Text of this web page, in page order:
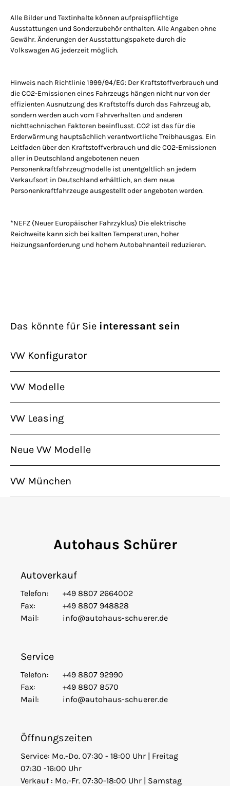
Alle Bilder und Textinhalte können aufpreispflichtige
Ausstattungen und Sonderzubehör enthalten. Alle Angaben ohne
Gewähr. Änderungen der Ausstattungspakete durch die
Volkswagen AG jederzeit möglich.
Hinweis nach Richtlinie 1999/94/EG: Der Kraftstoffverbrauch und
die CO2-Emissionen eines Fahrzeugs hängen nicht nur von der
effizienten Ausnutzung des Kraftstoffs durch das Fahrzeug ab,
sondern werden auch vom Fahrverhalten und anderen
nichttechnischen Faktoren beeinflusst. CO2 ist das für die
Erderwärmung hauptsächlich verantwortliche Treibhausgas. Ein
Leitfaden über den Kraftstoffverbrauch und die CO2-Emissionen
aller in Deutschland angebotenen neuen
Personenkraftfahrzeugmodelle ist unentgeltlich an jedem
Verkaufsort in Deutschland erhältlich, an dem neue
Personenkraftfahrzeuge ausgestellt oder angeboten werden.
*NEFZ (Neuer Europäischer Fahrzyklus) Die elektrische
Reichweite kann sich bei kalten Temperaturen, hoher
Heizungsanforderung und hohem Autobahnanteil reduzieren.
Das könnte für Sie interessant sein
VW Konfigurator
VW Modelle
VW Leasing
Neue VW Modelle
VW München
Autohaus Schürer
Autoverkauf
Telefon:
+49 8807 2664002
Fax:
+49 8807 948828
Mail:
info@autohaus-schuerer.de
Service
Telefon:
+49 8807 92990
Fax:
+49 8807 8570
Mail:
info@autohaus-schuerer.de
Öffnungszeiten
Service: Mo.-Do. 07:30 - 18:00 Uhr | Freitag
07:30 -16:00 Uhr
Verkauf : Mo.-Fr. 07:30-18:00 Uhr | Samstag